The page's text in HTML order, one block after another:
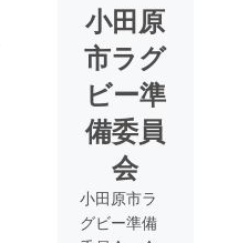
小田原
市ラグ
ビー準
備委員
会
小田原市ラ
グビー準備